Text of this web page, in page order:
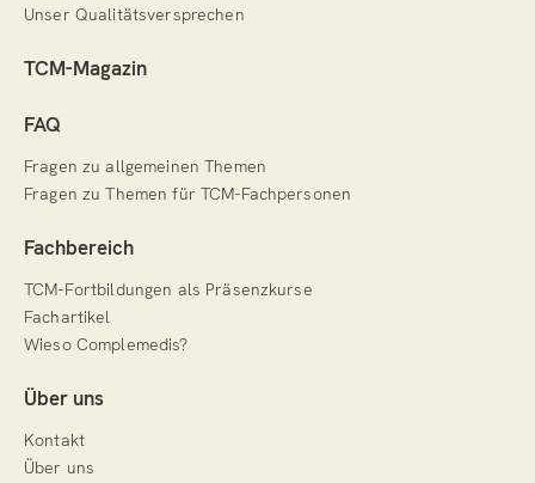
Unser Qualitätsversprechen
TCM-Magazin
FAQ
Fragen zu allgemeinen Themen
Fragen zu Themen für TCM-Fachpersonen
Fachbereich
TCM-Fortbildungen als Präsenzkurse
Fachartikel
Wieso Complemedis?
Über uns
Kontakt
Über uns